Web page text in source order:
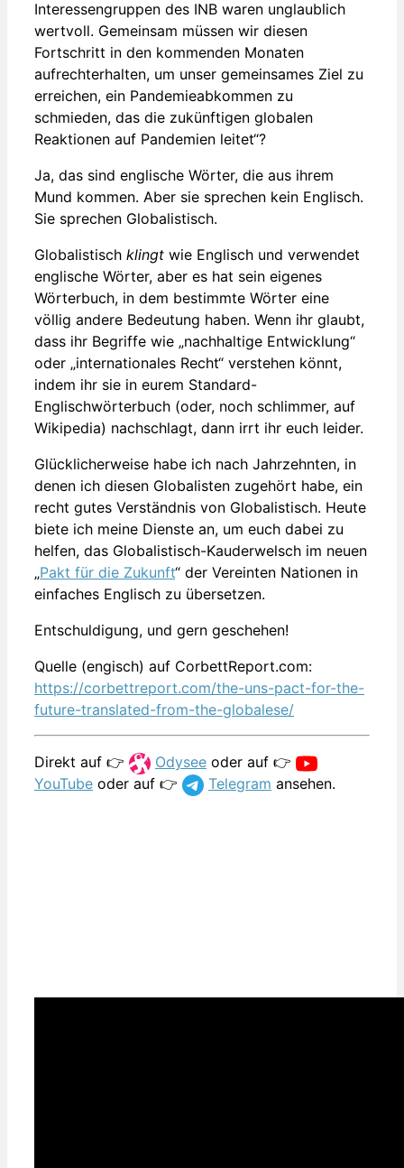
Interessengruppen des INB waren unglaublich
wertvoll. Gemeinsam müssen wir diesen
Fortschritt in den kommenden Monaten
aufrechterhalten, um unser gemeinsames Ziel zu
erreichen, ein Pandemieabkommen zu
schmieden, das die zukünftigen globalen
Reaktionen auf Pandemien leitet“?
Ja, das sind englische Wörter, die aus ihrem
Mund kommen. Aber sie sprechen kein Englisch.
Sie sprechen Globalistisch.
Globalistisch klingt wie Englisch und verwendet
englische Wörter, aber es hat sein eigenes
Wörterbuch, in dem bestimmte Wörter eine
völlig andere Bedeutung haben. Wenn ihr glaubt,
dass ihr Begriffe wie „nachhaltige Entwicklung“
oder „internationales Recht“ verstehen könnt,
indem ihr sie in eurem Standard-
Englischwörterbuch (oder, noch schlimmer, auf
Wikipedia) nachschlagt, dann irrt ihr euch leider.
Glücklicherweise habe ich nach Jahrzehnten, in
denen ich diesen Globalisten zugehört habe, ein
recht gutes Verständnis von Globalistisch. Heute
biete ich meine Dienste an, um euch dabei zu
helfen, das Globalistisch-Kauderwelsch im neuen
„Pakt für die Zukunft“ der Vereinten Nationen in
einfaches Englisch zu übersetzen.
Entschuldigung, und gern geschehen!
Quelle (engisch) auf CorbettReport.com:
https://corbettreport.com/the-uns-pact-for-the-
future-translated-from-the-globalese/
Direkt auf 👉 Odysee oder auf 👉
YouTube oder auf 👉 Telegram ansehen.